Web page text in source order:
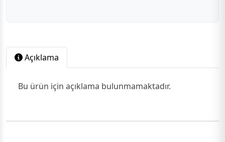
Açıklama
Bu ürün için açıklama bulunmamaktadır.